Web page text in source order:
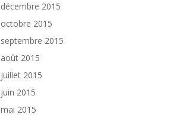
décembre 2015
octobre 2015
septembre 2015
août 2015
juillet 2015
juin 2015
mai 2015